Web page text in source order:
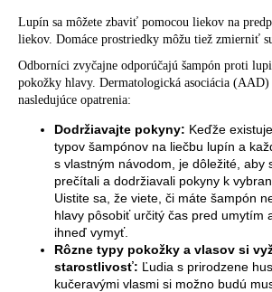
Lupín sa môžete zbaviť pomocou liekov na
liekov. Domáce prostriedky môžu tiež zmierniť
Odborníci zvyčajne odporúčajú šampón proti
pokožky hlavy. Dermatologická asociácia (AAD)
nasledujúce opatrenia:
Dodržiavajte pokyny: Keďže
typov šampónov na liečbu lupín a
s vlastným návodom, je dôležité, aby
prečítali a dodržiavali pokyny k
Uistite sa, že viete, či máte šampón
hlavy pôsobiť určitý čas pred umytím
ihneď vymyť.
Rôzne typy pokožky a vlasov si
starostlivosť: Ľudia s prirodzene
kučeravými vlasmi si možno budú